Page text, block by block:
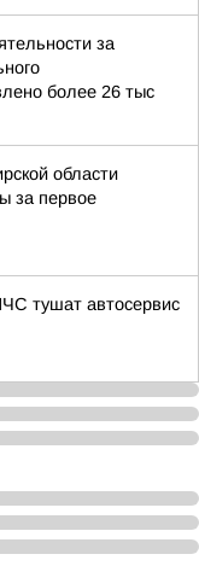
за
более 26 тыс
области
за первое
тушат автосервис